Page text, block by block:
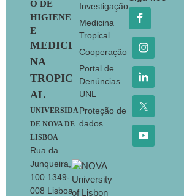
O DE
HIGIENE
E
MEDICI
NA
TROPIC
AL
UNIVERSIDA
DE NOVA DE
LISBOA
Rua da
Junqueira,
100 1349-
008 Lisboa
Investigação
Medicina
Tropical
Cooperação
Portal de
Denúncias
UNL
Proteção de
dados